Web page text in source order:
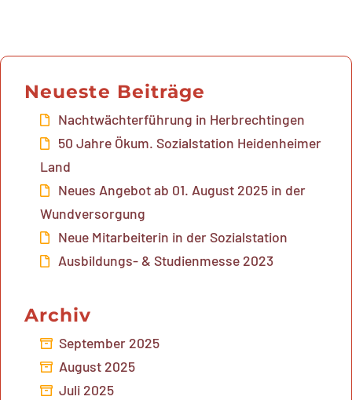
Neueste Beiträge
Nachtwächterführung in Herbrechtingen
50 Jahre Ökum. Sozialstation Heidenheimer
Land
Neues Angebot ab 01. August 2025 in der
Wundversorgung
Neue Mitarbeiterin in der Sozialstation
Ausbildungs- & Studienmesse 2023
Archiv
September 2025
August 2025
Juli 2025